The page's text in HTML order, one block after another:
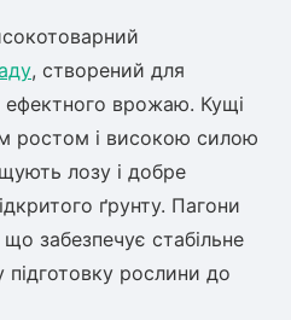
, створений для
врожаю. Кущі
ростом і високою силою
лозу і добре
ґрунту. Пагони
забезпечує стабільне
рослини до